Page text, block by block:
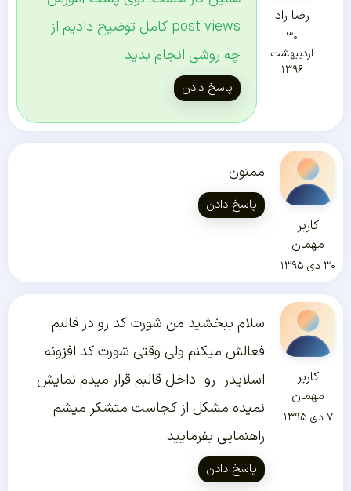
رضا راد
۳۰
اردیبهشت
۱۳۹۶
post views کامل توضیح دادیم از
چه روشی انجام بدید
پاسخ دادن
کاربر
مهمان
۳۰ دی ۱۳۹۵
ممنون
پاسخ دادن
کاربر
مهمان
۷ دی ۱۳۹۵
سلام ببخشید من شورت کد رو در قالبم
فعالش میکنم ولی وقتی شورت کد افزونه
اسلایدر رو داخل قالبم قرار میدم نمایش
نمیده مشکل از کجاست متشکر میشم
راهنمایی بفرمایید
پاسخ دادن